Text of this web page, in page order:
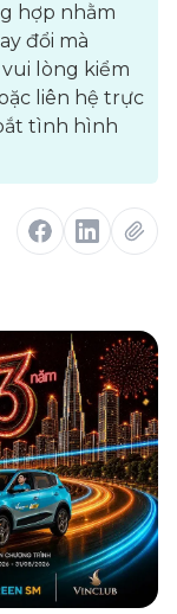
hợp nhằm
đổi mà
lòng kiểm
liên hệ trực
tình hình